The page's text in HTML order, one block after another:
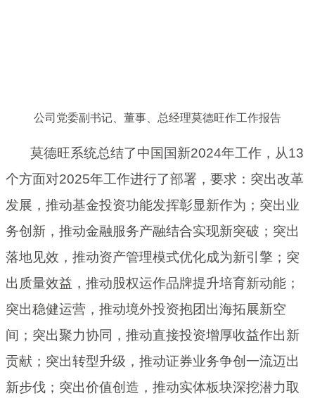
公司党委副书记、董事、总经理莫德旺作工作报告
莫德旺系统总结了中国国新2024年工作，从13
个方面对2025年工作进行了部署，要求：突出改革
发展，推动基金投资功能发挥彰显新作为；突出业
务创新，推动金融服务产融结合实现新突破；突出
落地见效，推动资产管理模式优化成为新引擎；突
出质量效益，推动股权运作品牌提升培育新动能；
突出稳健运营，推动境外投资抱团出海拓展新空
间；突出聚力协同，推动直接投资增厚收益作出新
贡献；突出转型升级，推动证券业务争创一流迈出
新步伐；突出价值创造，推动实体板块深挖潜力取